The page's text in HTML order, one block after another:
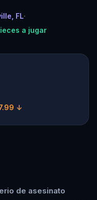
FL·
a jugar
↓
de asesinato